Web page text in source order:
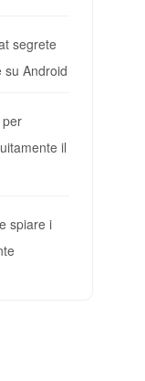
segrete
su Android
il
spiare i